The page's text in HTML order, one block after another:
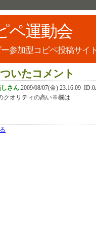
ペ運動会
参加型コピペ投稿サイト
いたコメント
さん:2009/08/07(金) 23:16:09
クオリティの高い※欄は